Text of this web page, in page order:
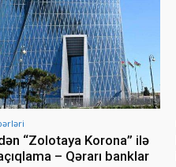
“Zolotaya Korona” ilə
– Qərarı banklar